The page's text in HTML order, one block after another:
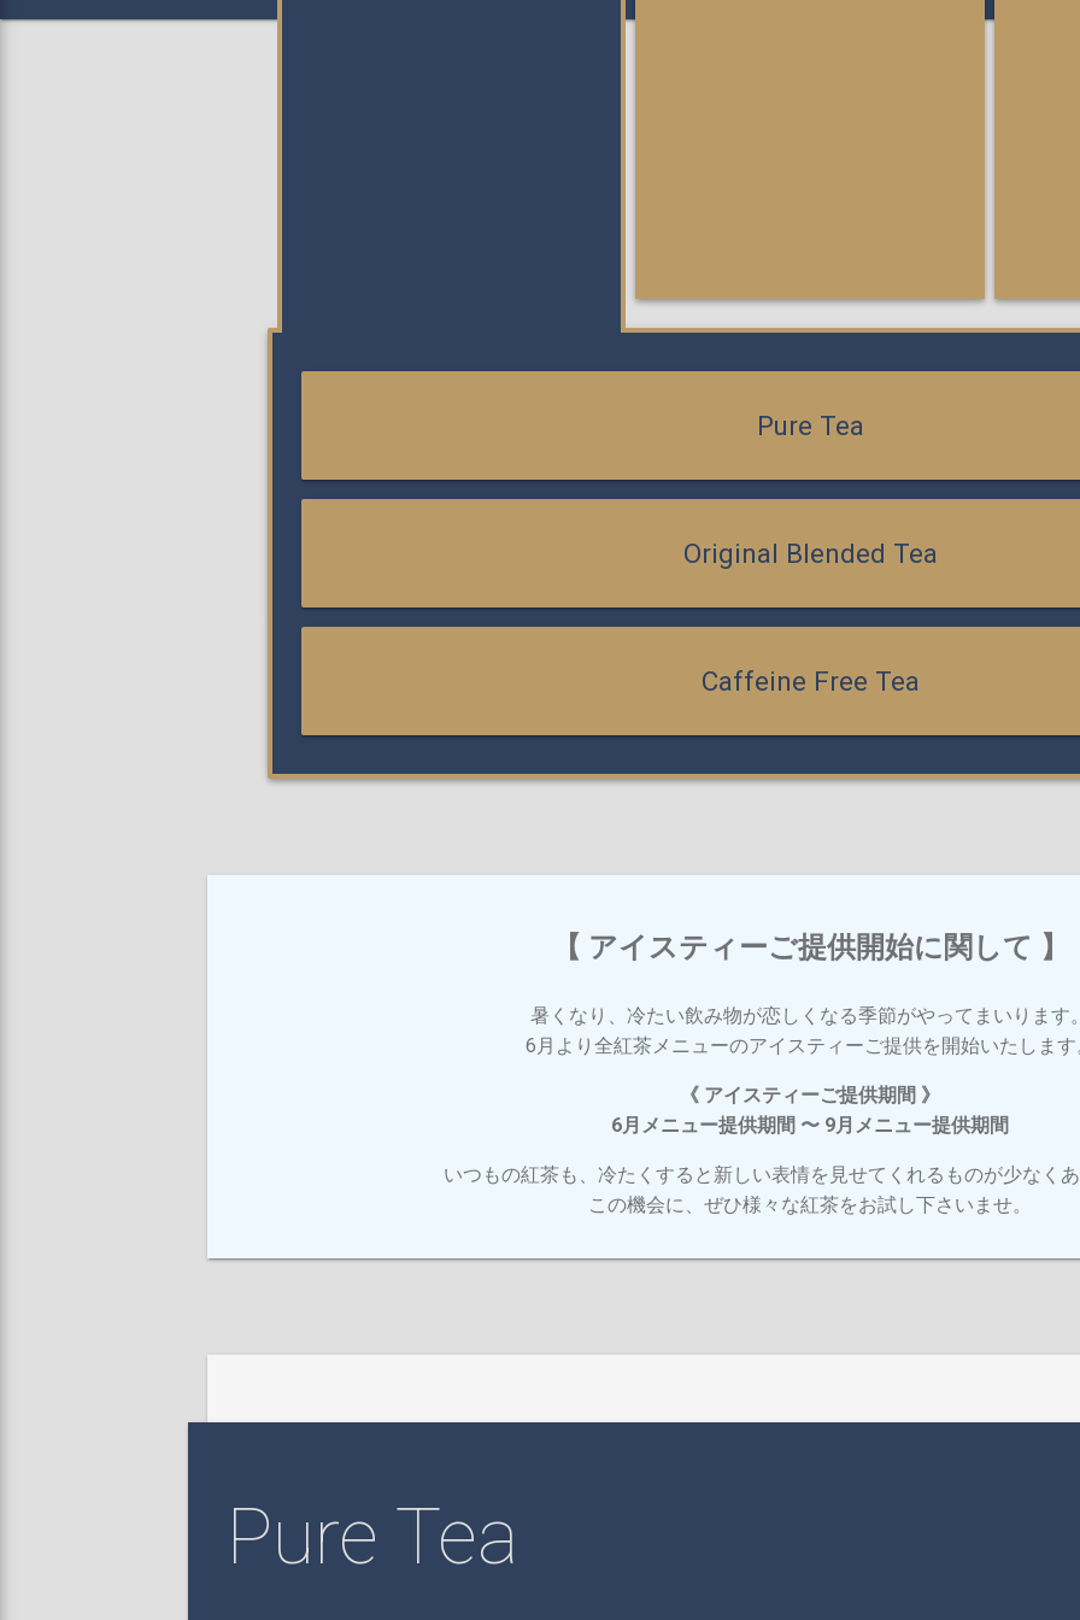
Pure Tea
Original Blended Tea
Caffeine Free Tea
【 アイスティーご提供開始に関して 】
暑くなり、冷たい飲み物が恋しくなる季節がやってまいります
6月より全紅茶メニューのアイスティーご提供を開始いたします
《 アイスティーご提供期間 》
6月メニュー提供期間 〜 9月メニュー提供期間
いつもの紅茶も、冷たくすると新しい表情を見せてくれるものが少なく
この機会に、ぜひ様々な紅茶をお試し下さいませ。
Pure Tea